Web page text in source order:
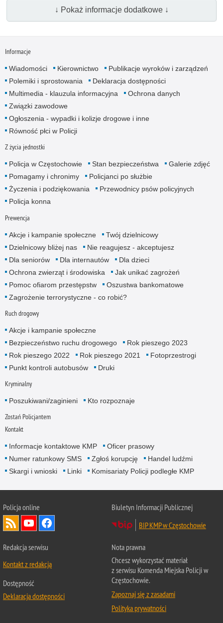
↓ Pokaż informacje dodatkowe ↓
Informacje
Wiadomości Kierownictwo
Publikacje wyroków i zarządzeń
Polemiki i sprostowania
Deklaracja dostępności
Multimedia - klauzula informacyjna
Ochrona danych
Związki zawodowe
Ogłoszenia - wypadki i kolizje drogowe i inne
Równość płci w Policji
Z życia jednostki
Policja w Częstochowie Stan bezpieczeństwa
Galerie zdjęć
Pomagamy i chronimy
Policjanci po służbie
Życzenia i podziękowania
Przewodnicy psów policyjnych
Policja konna
Prewencja
Akcje i kampanie społeczne
Twój dzielnicowy
Dzielnicowy bliżej nas
Nie reagujesz - akceptujesz
Dla seniorów
Dla internautów
Dla dzieci
Ochrona zwierząt i środowiska
Jak unikać zagrożeń
Pomoc ofiarom przestępstw
Oszustwa bankomatowe
Zagrożenie terrorystyczne - co robić?
Ruch drogowy
Akcje i kampanie społeczne
Bezpieczeństwo ruchu drogowego
Rok pieszego 2023
Rok pieszego 2022
Rok pieszego 2021
Fotoprzestrogi
Punkt kontroli autobusów
Druki
Kryminalny
Poszukiwani/zaginieni Kto rozpoznaje
Zostań Policjantem
Kontakt
Informacje kontaktowe KMP
Oficer prasowy
Numer ratunkowy SMS
Zgłoś korupcję
Handel ludźmi
Skargi i wnioski
Linki Komisariaty Policji podległe KMP
Policja online
Biuletyn Informacji Publicznej
BIP KMP w Częstochowie
Redakcja serwisu
Kontakt z redakcją
Dostępność
Deklaracja dostępności
Nota prawna
Chcesz wykorzystać materiał
z serwisu Komenda Miejska Policji w
Częstochowie.
Zapoznaj się z zasadami
Polityka prywatności